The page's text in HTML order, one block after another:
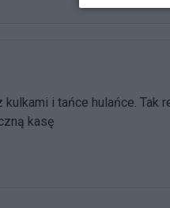
kulkami i tańce hulańce. Tak
kasę